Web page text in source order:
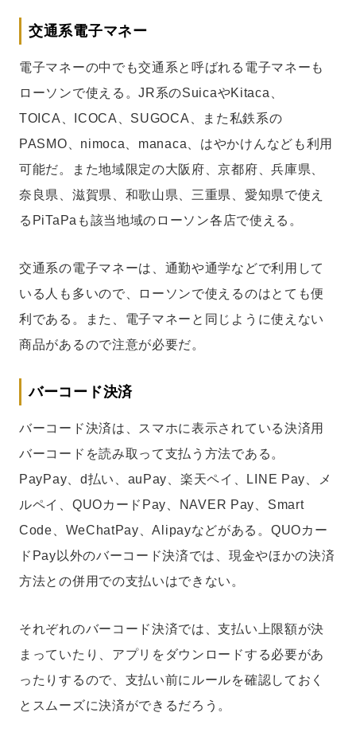
交通系電子マネー
電子マネーの中でも交通系と呼ばれる電子マネーも
ローソンで使える。JR系のSuicaやKitaca、
TOICA、ICOCA、SUGOCA、また私鉄系の
PASMO、nimoca、manaca、はやかけんなども利用
可能だ。また地域限定の大阪府、京都府、兵庫県、
奈良県、滋賀県、和歌山県、三重県、愛知県で使え
るPiTaPaも該当地域のローソン各店で使える。
交通系の電子マネーは、通勤や通学などで利用して
いる人も多いので、ローソンで使えるのはとても便
利である。また、電子マネーと同じように使えない
商品があるので注意が必要だ。
バーコード決済
バーコード決済は、スマホに表示されている決済用
バーコードを読み取って支払う方法である。
PayPay、d払い、auPay、楽天ペイ、LINE Pay、メ
ルペイ、QUOカードPay、NAVER Pay、Smart
Code、WeChatPay、Alipayなどがある。QUOカー
ドPay以外のバーコード決済では、現金やほかの決済
方法との併用での支払いはできない。
それぞれのバーコード決済では、支払い上限額が決
まっていたり、アプリをダウンロードする必要があ
ったりするので、支払い前にルールを確認しておく
とスムーズに決済ができるだろう。